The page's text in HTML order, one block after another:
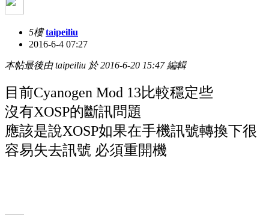
5樓 taipeiliu
2016-6-4 07:27
本帖最後由 taipeiliu 於 2016-6-20 15:47 編輯
目前Cyanogen Mod 13比較穩定些
沒有XOSP的斷訊問題
應該是說XOSP如果在手機訊號轉換下很
容易失去訊號 必須重開機